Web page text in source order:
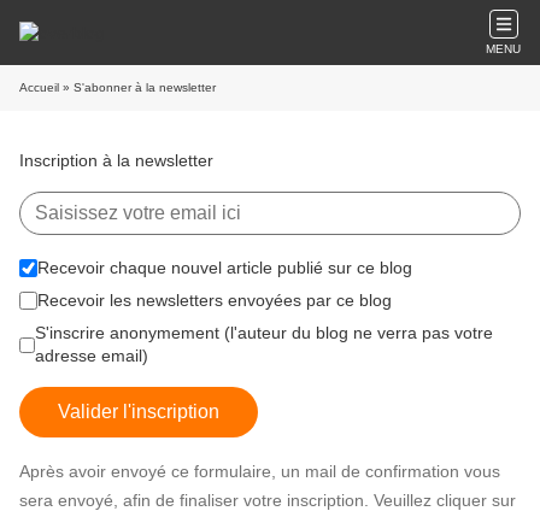
MENU
Accueil » S'abonner à la newsletter
Inscription à la newsletter
Recevoir chaque nouvel article publié sur ce blog
Recevoir les newsletters envoyées par ce blog
S'inscrire anonymement (l'auteur du blog ne verra pas votre
adresse email)
Valider l'inscription
Après avoir envoyé ce formulaire, un mail de confirmation vous
sera envoyé, afin de finaliser votre inscription. Veuillez cliquer sur